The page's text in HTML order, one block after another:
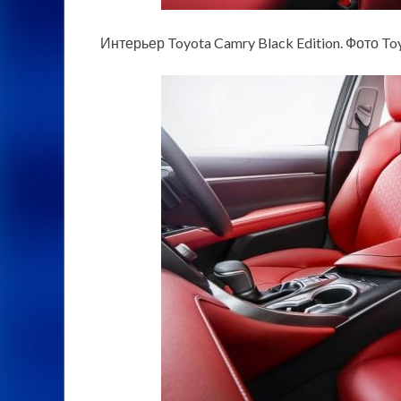
Интерьер Toyota Camry Black Edition. Фото